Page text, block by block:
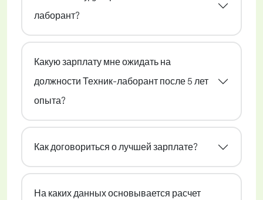
лаборант?
Какую зарплату мне ожидать на
должности Техник-лаборант после 5 лет
опыта?
Как договориться о лучшей зарплате?
На каких данных основывается расчет